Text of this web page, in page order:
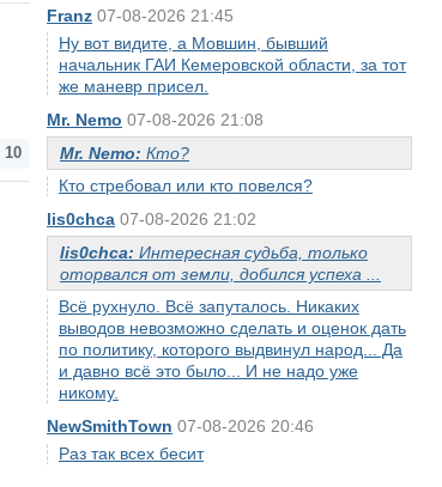
Franz 07-08-2026 21:45
Ну вот видите, а Мовшин, бывший
начальник ГАИ Кемеровской области, за тот
же маневр присел.
Mr. Nemo 07-08-2026 21:08
Mr. Nemo: Кто?
Кто стребовал или кто повелся?
lis0chca 07-08-2026 21:02
lis0chca: Интересная судьба, только
оторвался от земли, добился успеха ...
Всё рухнуло. Всё запуталось. Никаких
выводов невозможно сделать и оценок дать
по политику, которого выдвинул народ... Да
и давно всё это было... И не надо уже
никому.
NewSmithTown 07-08-2026 20:46
Раз так всех бесит
10